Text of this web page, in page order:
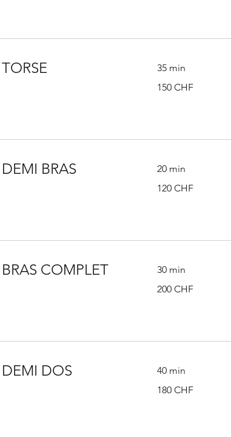
35 min
francs
150 CHF
BRAS 20 min
francs
120 CHF
COMPLET 30 min
francs
200 CHF
DOS 40 min
francs
180 CHF